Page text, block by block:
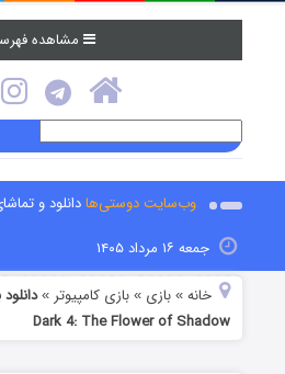
مشاهده
وب‌سایت دوستی‌هادانلود و
جمعه ۱۶ مرداد ۱۴۰۵
خانه »بازی »بازی کامپیوتر »
Dark 4: The Flower of Shadow